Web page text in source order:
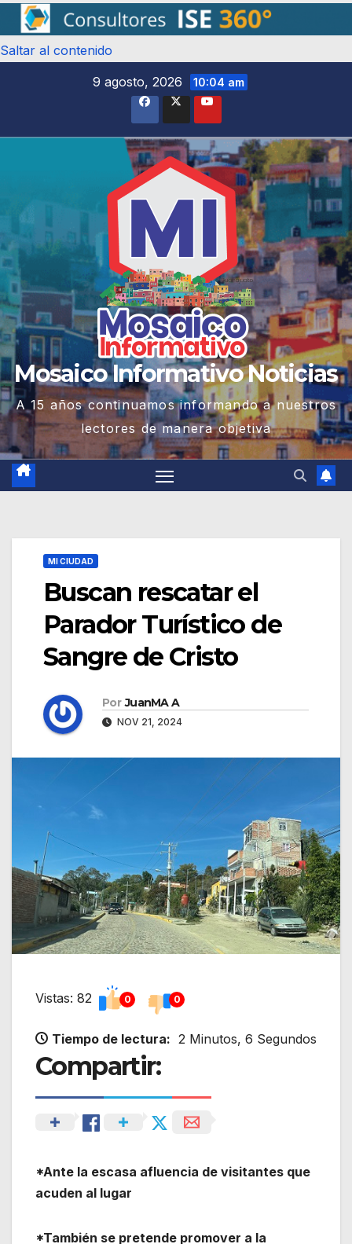
Saltar al contenido
9 agosto, 2026
10:04 am
Mosaico Informativo Noticias
A 15 años continuamos informando a nuestros
lectores de manera objetiva
MI CIUDAD
Buscan rescatar el
Parador Turístico de
Sangre de Cristo
Por JuanMA A
NOV 21, 2024
Vistas: 82 0 0
Tiempo de lectura: 2 Minutos, 6 Segundos
Compartir:
*Ante la escasa afluencia de visitantes que
acuden al lugar
*También se pretende promover a la